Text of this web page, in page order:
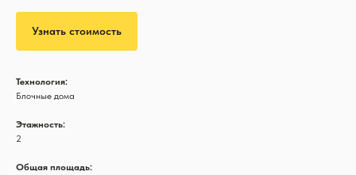
Узнать стоимость
Технология:
Блочные дома
Этажность:
2
Общая площадь: